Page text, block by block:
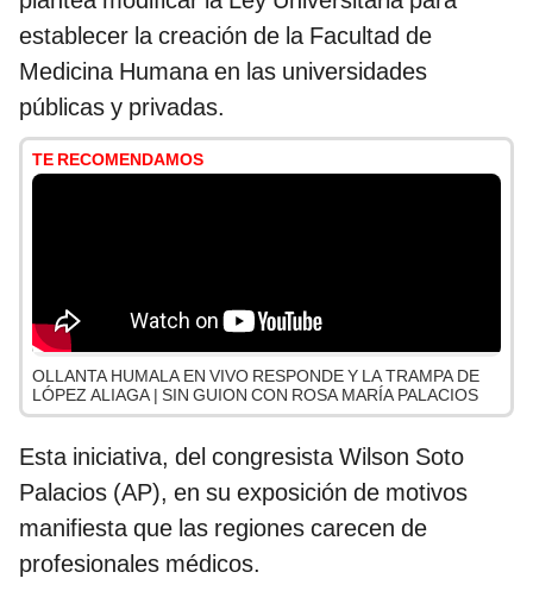
establecer la creación de la Facultad de
Medicina Humana en las universidades
públicas y privadas.
TE RECOMENDAMOS
OLLANTA HUMALA EN VIVO RESPONDE Y LA TRAMPA DE
LÓPEZ ALIAGA | SIN GUION CON ROSA MARÍA PALACIOS
Esta iniciativa, del congresista Wilson Soto
Palacios (AP), en su exposición de motivos
manifiesta que las regiones carecen de
profesionales médicos.